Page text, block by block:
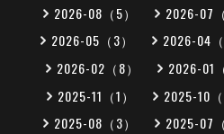
2026-08（5） 2026-07
2026-05（3）
2026-04（
2026-02（8）
2026-01
2025-11（1）
2025-10（
2025-08（3）
2025-07